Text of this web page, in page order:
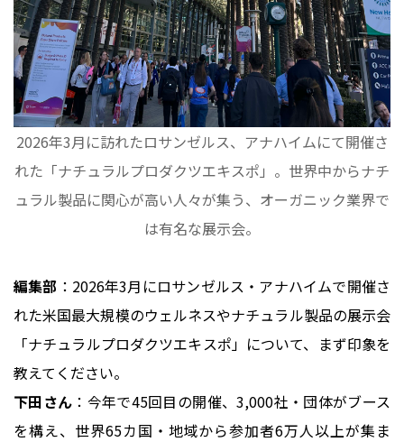
2026年3月に訪れたロサンゼルス、アナハイムにて開催さ
れた「ナチュラルプロダクツエキスポ」。世界中からナチ
ュラル製品に関心が高い人々が集う、オーガニック業界で
は有名な展示会。
編集部 ：2026年3月にロサンゼルス・アナハイムで開催さ
れた米国最大規模のウェルネスやナチュラル製品の展示会
「ナチュラルプロダクツエキスポ」について、まず印象を
教えてください。
下田さん ：今年で45回目の開催、3,000社・団体がブース
を構え、世界65カ国・地域から参加者6万人以上が集ま